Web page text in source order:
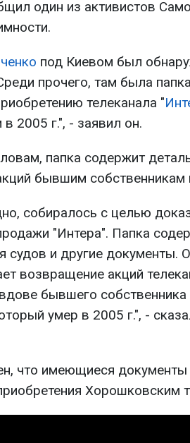
один из активистов
под Киевом был
прочего, там была
телеканала "
2005 г.", - заявил он.
папка содержит
бывшим собственникам
собиралось с целью
"Интера". Папка
судов и другие документы.
возвращение акций
бывшего собственника
умер в 2005 г.", -
что имеющиеся
Хорошковским